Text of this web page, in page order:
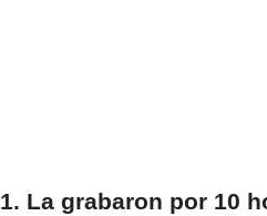
1. La grabaron por 10